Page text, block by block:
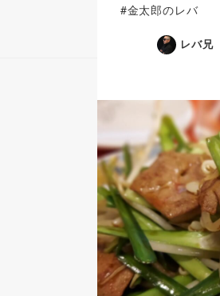
#金太郎のレバ
レバ兄